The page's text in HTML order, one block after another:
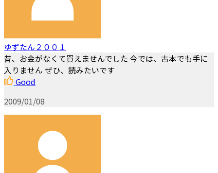
ゆずたん２００１
昔、お金がなくて買えませんでした 今では、古本でも手に
入りません ぜひ、読みたいです
Good
2009/01/08